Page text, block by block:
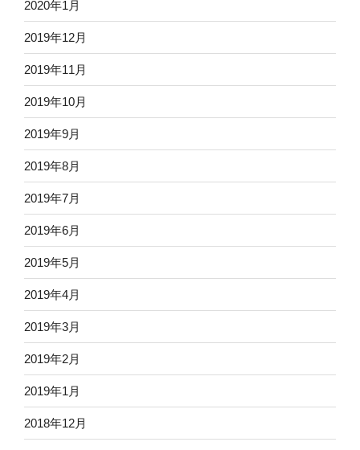
2020年1月
2019年12月
2019年11月
2019年10月
2019年9月
2019年8月
2019年7月
2019年6月
2019年5月
2019年4月
2019年3月
2019年2月
2019年1月
2018年12月